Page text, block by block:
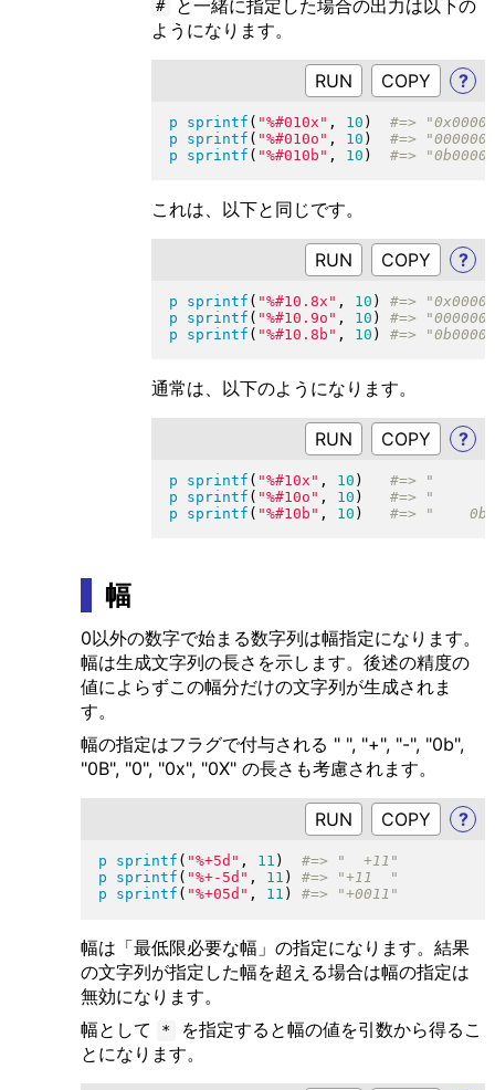
#
と一緒に指定した場合の出力は以下の
ようになります。
RUN ?
p sprintf ( "%#010x " , 10 )
p
sprintf ( "%#010o " , 10 )
p
sprintf ( "%#010b " , 10 )
これは、以下と同じです。
RUN ?
p sprintf ( "%#10.8x " , 10 )
p
sprintf ( "%#10.9o " , 10 )
p
sprintf ( "%#10.8b " , 10 )
通常は、以下のようになります。
RUN ?
p sprintf ( "%#10x " , 10 )
p
sprintf ( "%#10o " , 10 )
p
sprintf ( "%#10b " , 10 )
幅
0以外の数字で始まる数字列は幅指定になります。
幅は生成文字列の長さを示します。後述の精度の
値によらずこの幅分だけの文字列が生成されま
す。
幅の指定はフラグで付与される " ", "+", "-", "0b",
"0B", "0", "0x", "0X" の長さも考慮されます。
RUN ?
p sprintf ( "%+5d " , 11 )
p
sprintf ( "%+-5d " , 11 )
p
sprintf ( "%+05d " , 11 )
幅は「最低限必要な幅」の指定になります。結果
の文字列が指定した幅を超える場合は幅の指定は
無効になります。
幅として
*
を指定すると幅の値を引数から得るこ
とになります。